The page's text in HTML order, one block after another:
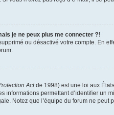
je ne peux plus me connecter ?!
ou désactivé votre compte. En
Actde 1998) est une loi aux
informations permettant d’identifier un
Notez que l’équipe du forum ne